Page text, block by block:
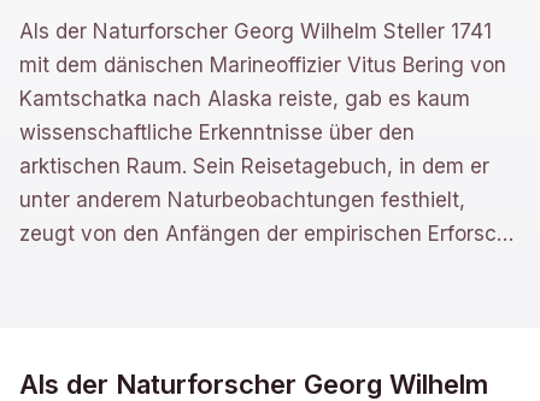
Als der Naturforscher Georg Wilhelm Steller 1741
mit dem dänischen Marineoffizier Vitus Bering von
Kamtschatka nach Alaska reiste, gab es kaum
wissenschaftliche Erkenntnisse über den
arktischen Raum. Sein Reisetagebuch, in dem er
unter anderem Naturbeobachtungen festhielt,
zeugt von den Anfängen der empirischen Erforsc…
Als der Naturforscher Georg Wilhelm